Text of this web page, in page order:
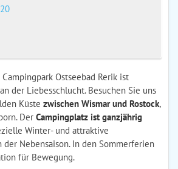
Ostseebad Rerik ist
der Liebesschlucht. Besuchen Sie uns
Küste zwischen Wismar und Rostock,
Der Campingplatz ist ganzjährig
Winter- und attraktive
der Nebensaison. In den Sommerferien
für Bewegung.